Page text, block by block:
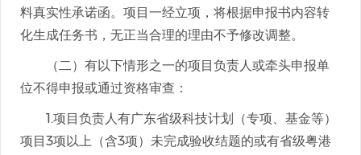
料真实性承诺函。项目一经立项，将根据申报书内容转
化生成任务书，无正当合理的理由不予修改调整。
（二）有以下情形之一的项目负责人或牵头申报单
位不得申报或通过资格审查：
1.项目负责人有广东省级科技计划（专项、基金等）
项目3项以上（含3项）未完成验收结题的或有省级粤港